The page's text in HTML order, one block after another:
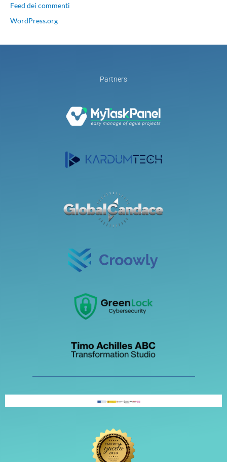
Feed dei commenti
WordPress.org
Partners